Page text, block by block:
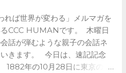
より先はメルマガで ※ブログで
前半部分のみ記載していま
是非メルマガをご登録くださ
www.ccc-human.com/mail-
れば世界が変わる」メルマガを
CCC HUMANです。 木曜日
話が弾むような親子の会話ネ
きます。 今日は、速記記念
1882年の10月28日に東京の日